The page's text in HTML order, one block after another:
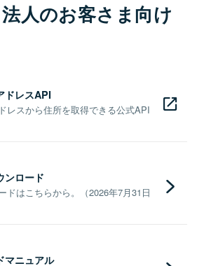
人のお客さま向け
ドレスAPI
レスから住所を取得できる公式API
ンロード
ドはこちらから。（2026年7月31日
マニュアル